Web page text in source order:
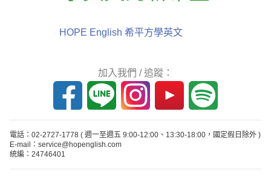
HOPE English 希平方學英文
加入我們 / 追蹤：
電話：02-2727-1778 ( 週一至週五 9:00-12:00、13:30-18:00，國定假日除外 )
E-mail：service@hopenglish.com
統編：24746401